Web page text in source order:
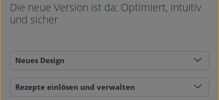
Die neue Version ist da: Optimiert, intuitiv
und sicher
Neues Design
Rezepte einlösen und verwalten